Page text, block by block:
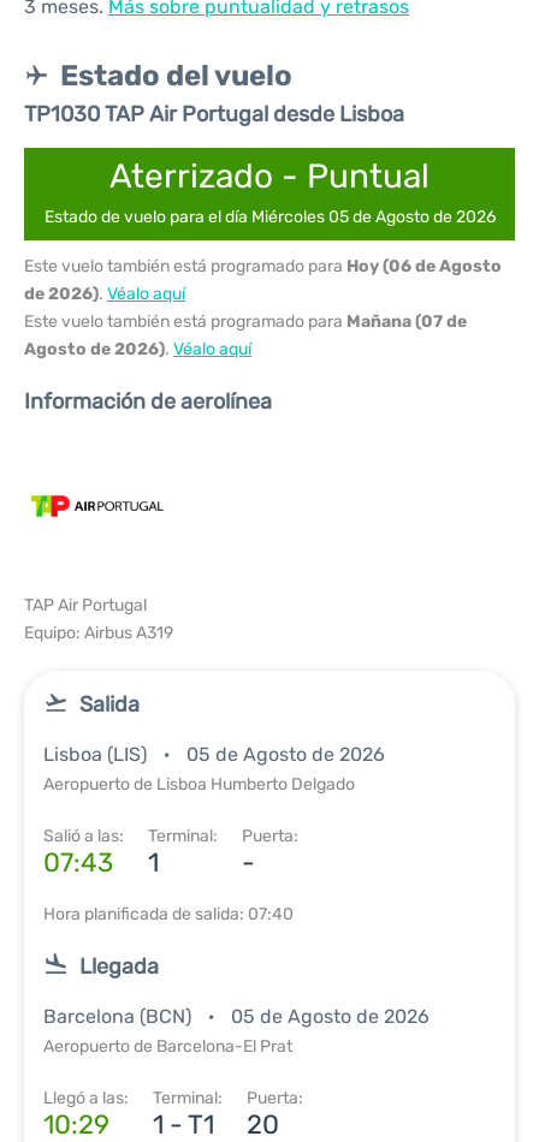
3 meses. Más sobre puntualidad y retrasos
Estado del vuelo
TP1030 TAP Air Portugal desde Lisboa
Aterrizado - Puntual
Estado de vuelo para el día Miércoles 05 de Agosto de 2026
Este vuelo también está programado para Hoy (06 de Agosto
de 2026). Véalo aquí
Este vuelo también está programado para Mañana (07 de
Agosto de 2026). Véalo aquí
Información de aerolínea
TAP Air Portugal
Equipo: Airbus A319
Salida
Lisboa (LIS) 05 de Agosto de 2026
Aeropuerto de Lisboa Humberto Delgado
Salió a las:
07:43
Terminal:
1
Puerta:
-
Hora planificada de salida: 07:40
Llegada
Barcelona (BCN) 05 de Agosto de 2026
Aeropuerto de Barcelona-El Prat
Llegó a las:
10:29
Terminal:
1 - T1
Puerta:
20